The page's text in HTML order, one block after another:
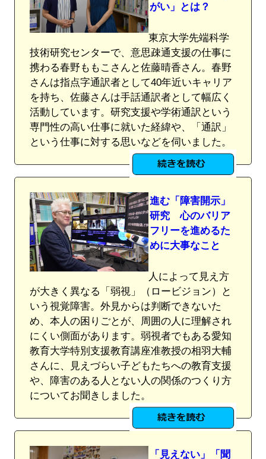
がい」とは？
東京大学先端科学
技術研究センターで、意思疎通支援の仕事に
携わる春野ももこさんと佐藤晴香さん。春野
さんは指点字通訳者として40年近いキャリア
を持ち、佐藤さんは手話通訳者として幅広く
活動しています。研究支援や学術通訳という
専門性の高い仕事に就いた経緯や、「通訳」
という仕事に対する思いなどを伺いました。
進む「障害開示」
研究 心のバリア
フリーを進めるた
めに大事なこと
人によって見え方
が大きく異なる「弱視」（ロービジョン）と
いう視覚障害。外見からは判断できないた
め、本人の困りごとが、周囲の人に理解され
にくい側面があります。弱視者でもある愛知
教育大学特別支援教育講座准教授の相羽大輔
さんに、見えづらい子どもたちへの教育支援
や、障害のある人とない人の関係のつくり方
についてお聞きしました。
「見えない」「聞